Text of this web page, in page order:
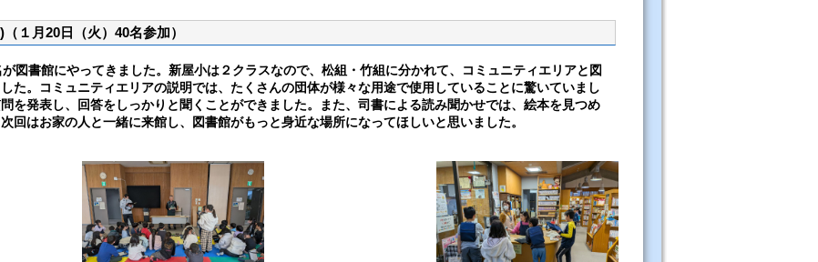
１月20日（火）40名参加）
図書館にやってきました。新屋小は２クラスなので、松組・竹組に分かれて、コミュニティエリアと図
た。
コミュニティエリアの説明では、たくさんの団体が様々な用途で使用していることに驚いていまし
を発表し、回答をしっかりと聞くことができました。また、司書による読み聞かせでは、絵本を見つめ
次回はお家の人と一緒に来館し、図書館がもっと身近な場所になってほしいと思いました。